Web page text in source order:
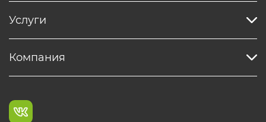
Услуги
Компания